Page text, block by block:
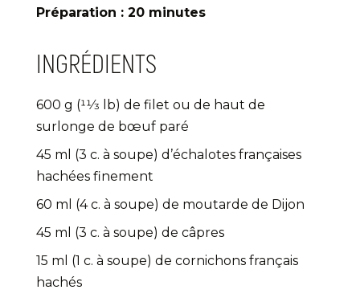
Préparation : 20 minutes
INGRÉDIENTS
600 g (11⁄3 lb) de filet ou de haut de
surlonge de bœuf paré
45 ml (3 c. à soupe) d’échalotes françaises
hachées finement
60 ml (4 c. à soupe) de moutarde de Dijon
45 ml (3 c. à soupe) de câpres
15 ml (1 c. à soupe) de cornichons français
hachés